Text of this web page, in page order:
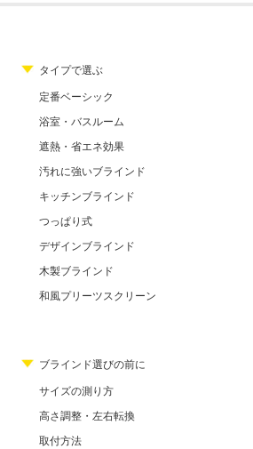
タイプで選ぶ
定番ベーシック
浴室・バスルーム
遮熱・省エネ効果
汚れに強いブラインド
キッチンブラインド
つっぱり式
デザインブラインド
木製ブラインド
和風プリーツスクリーン
ブラインド選びの前に
サイズの測り方
高さ調整・左右転換
取付方法